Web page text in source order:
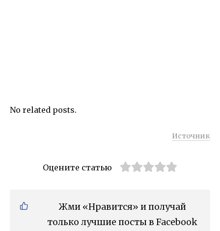
No related posts.
Источник
Оцените статью
Жми «Нравится» и получай
только лучшие посты в Facebook